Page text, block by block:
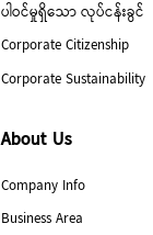
ပါဝင်မှုရှိသော လုပ်ငန်းခွင်
Corporate Citizenship
Corporate Sustainability
About Us
Company Info
Business Area